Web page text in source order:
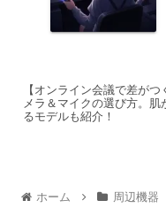
【オンライン会議で差がつ
メラ＆マイクの選び方。肌
るモデルも紹介！
ホーム 周辺機器